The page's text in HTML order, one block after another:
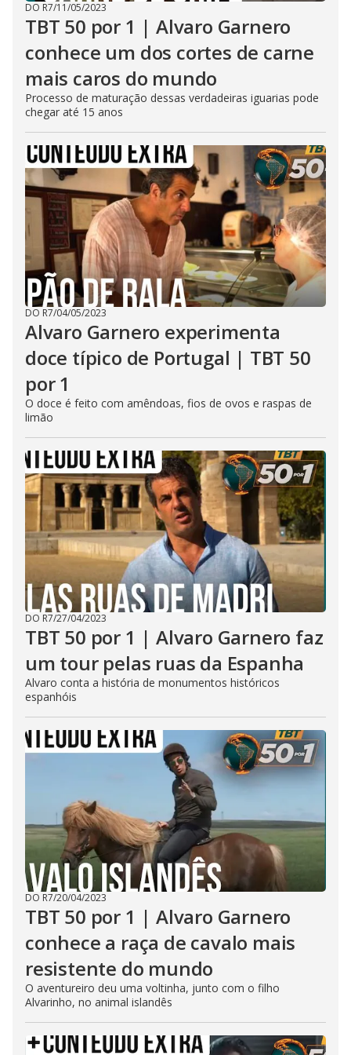
DO R7/11/05/2023
TBT 50 por 1 | Alvaro Garnero
conhece um dos cortes de carne
mais caros do mundo
Processo de maturação dessas verdadeiras iguarias pode
chegar até 15 anos
DO R7/04/05/2023
Alvaro Garnero experimenta
doce típico de Portugal | TBT 50
por 1
O doce é feito com amêndoas, fios de ovos e raspas de
limão
DO R7/27/04/2023
TBT 50 por 1 | Alvaro Garnero faz
um tour pelas ruas da Espanha
Alvaro conta a história de monumentos históricos
espanhóis
DO R7/20/04/2023
TBT 50 por 1 | Alvaro Garnero
conhece a raça de cavalo mais
resistente do mundo
O aventureiro deu uma voltinha, junto com o filho
Alvarinho, no animal islandês